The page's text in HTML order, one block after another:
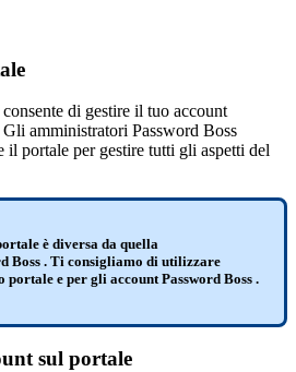
consente di gestire il tuo account
Gli amministratori Password Boss
il portale per gestire tutti gli aspetti del
è diversa da quella
Boss . Ti consigliamo di utilizzare
portale e per gli account Password Boss .
sul portale